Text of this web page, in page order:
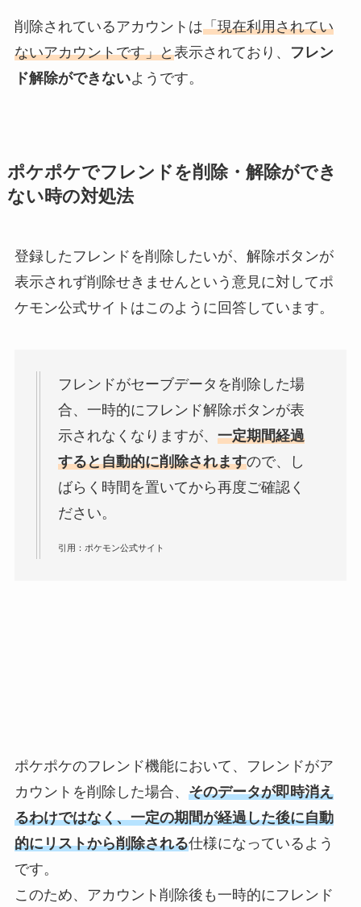
削除されているアカウントは「現在利用されてい
ないアカウントです」と表示されており、
フレン
ド解除ができないようです。
ポケポケでフレンドを削除・解除ができ
ない時の対処法
登録したフレンドを削除したいが、解除ボタンが
表示されず削除せきませんという意見に対してポ
ケモン公式サイトはこのように回答しています。
フレンドがセーブデータを削除した場
合、一時的にフレンド解除ボタンが表
示されなくなりますが、 一定期間経過
すると自動的に削除されますので、し
ばらく時間を置いてから再度ご確認く
ださい。
引用：ポケモン公式サイト
ポケポケのフレンド機能において、フレンドがア
カウントを削除した場合、 そのデータが即時消え
るわけではなく、一定の期間が経過した後に自動
的にリストから削除される仕様になっているよう
です。
このため、アカウント削除後も一時的にフレンド